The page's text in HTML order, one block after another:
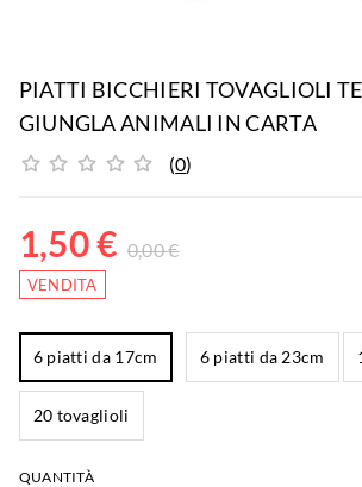
PIATTI BICCHIERI TOVAGLIOLI
GIUNGLA ANIMALI IN CARTA
(0)
1,50€ 0,00€
VENDITA
6 piatti da 17cm 6 piatti da 23cm
20 tovaglioli
QUANTITÀ